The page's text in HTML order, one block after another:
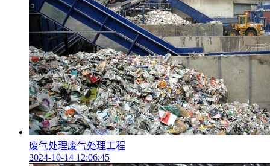
废气处理废气处理工程
2024-10-14 12:06:45